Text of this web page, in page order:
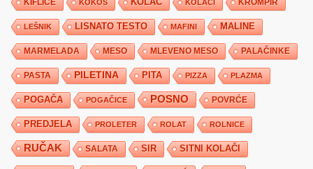
KOKOS KOLAČ KOLAČI KROMPIR
LEŠNIK LISNATO TESTO MAFINI MALINE
MARMELADA MESO MLEVENO MESO PALAČINKE
PASTA PILETINA PITA PIZZA PLAZMA
POGAČA POGAČICE POSNO POVRĆE
PREDJELA PROLETER ROLAT ROLNICE
RUČAK SALATA SIR SITNI KOLAČI